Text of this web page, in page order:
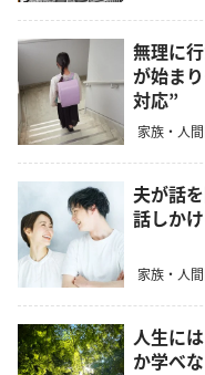
無理に
が始ま
対応”
家族・人
夫が話
話しか
家族・人
人生に
か学べ